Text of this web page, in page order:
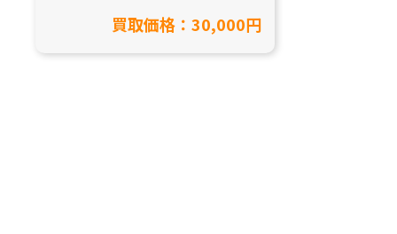
ました！【愛知県豊田市/工
具買取】
買取価格：30,000円